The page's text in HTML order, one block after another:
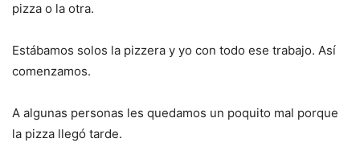
pizza o la otra.
Estábamos solos la pizzera y yo con todo ese trabajo. Así
comenzamos.
A algunas personas les quedamos un poquito mal porque
la pizza llegó tarde.